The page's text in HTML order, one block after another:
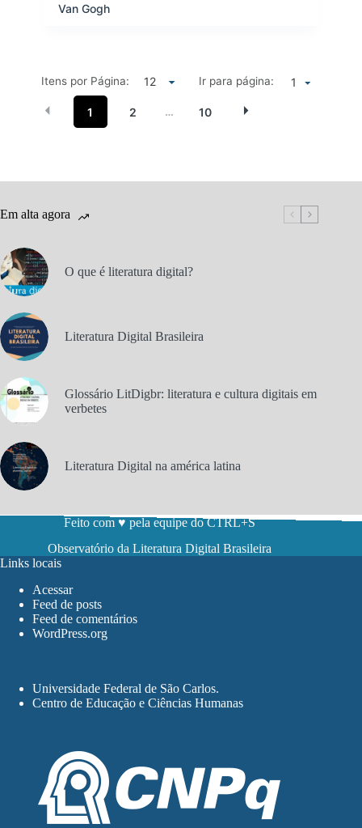
Van Gogh
Itens por Página: Ir para página: 1
1 2 … 10
Em alta agora
O que é literatura digital?
Literatura Digital Brasileira
Glossário LitDigbr: literatura e cultura digitais em
verbetes
Literatura Digital na américa latina
Feito com ♥ pela equipe do CTRL+S
Observatório da Literatura Digital Brasileira
Links locais
Acessar
Feed de posts
Feed de comentários
WordPress.org
Universidade Federal de São Carlos.
Centro de Educação e Ciências Humanas